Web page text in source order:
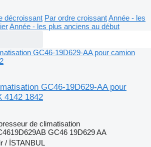
décroissant Par ordre croissantAnnée - les
Année - les plus anciens au début
GC46-19D629-AA pour
4142 1842
de climatisation
GC46 19D629 AA
/ İSTANBUL